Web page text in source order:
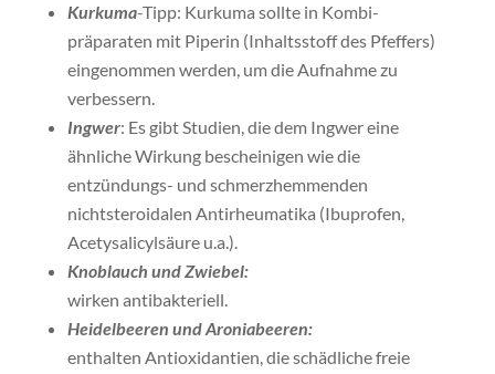
Kurkuma-Tipp: Kurkuma sollte in Kombi-
präparaten mit Piperin (Inhaltsstoff des Pfeffers)
eingenommen werden, um die Aufnahme zu
verbessern.
Ingwer: Es gibt Studien, die dem Ingwer eine
ähnliche Wirkung bescheinigen wie die
entzündungs- und schmerzhemmenden
nichtsteroidalen Antirheumatika (Ibuprofen,
Acetysalicylsäure u.a.).
Knoblauch und Zwiebel:
wirken antibakteriell.
Heidelbeeren und Aroniabeeren:
enthalten Antioxidantien, die schädliche freie